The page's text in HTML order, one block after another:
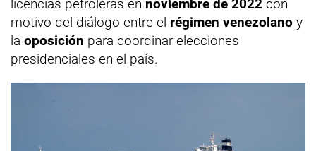
licencias petroleras en noviembre de 2022 con
motivo del diálogo entre el régimen venezolano y
la oposición para coordinar elecciones
presidenciales en el país.